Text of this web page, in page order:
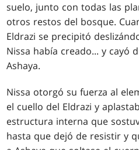
suelo, junto con todas las
otros restos del bosque.
Eldrazi se precipitó
Nissa había creado... y cayó
Ashaya.
Nissa otorgó su fuerza al
el cuello del Eldrazi y
estructura interna que
hasta que dejó de resistir y